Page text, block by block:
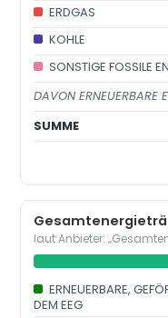
ERDGAS
KOHLE
SONSTIGE FOSSILE
DAVON ERNEUERBARE
SUMME
laut Anbieter:
ERNEUERBARE,
DEM EEG